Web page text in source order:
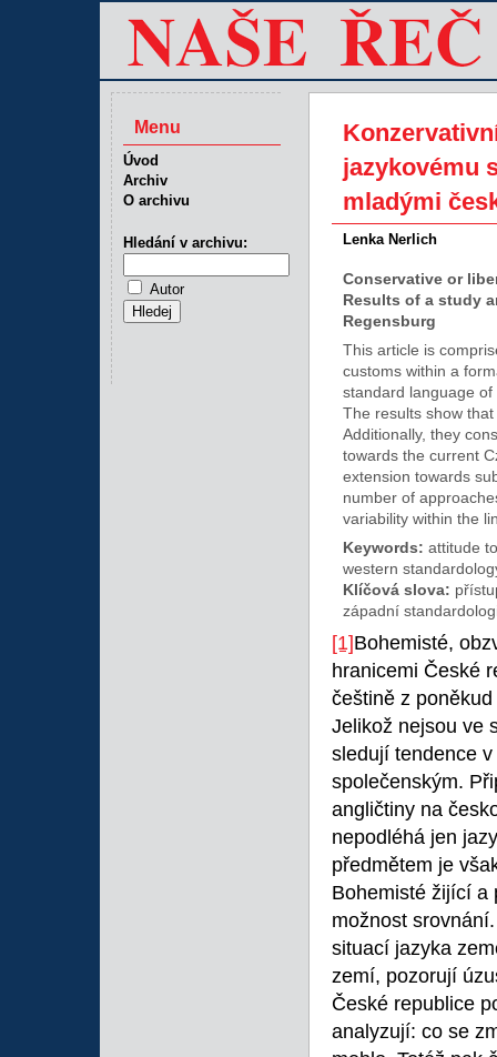
jazykovému
mladými
Lenka Nerlich
Conservative or
Results of a study
Regensburg
This article is
customs within a
standard language
The results show
Additionally, they
towards the current
extension towards
number of
variability within the
Keywords: attitude
western
Klíčová slova:
západní
[1]Bohemisté,
hranicemi České
češtině z
Jelikož nejsou ve
sledují tendence
společenským.
angličtiny na
nepodléhá jen
předmětem je
Bohemisté žijící a
možnost
situací jazyka
zemí, pozorují
České republice
analyzují: co se
Menu
Úvod
Archiv
O archivu
Hledání v archivu:
Autor